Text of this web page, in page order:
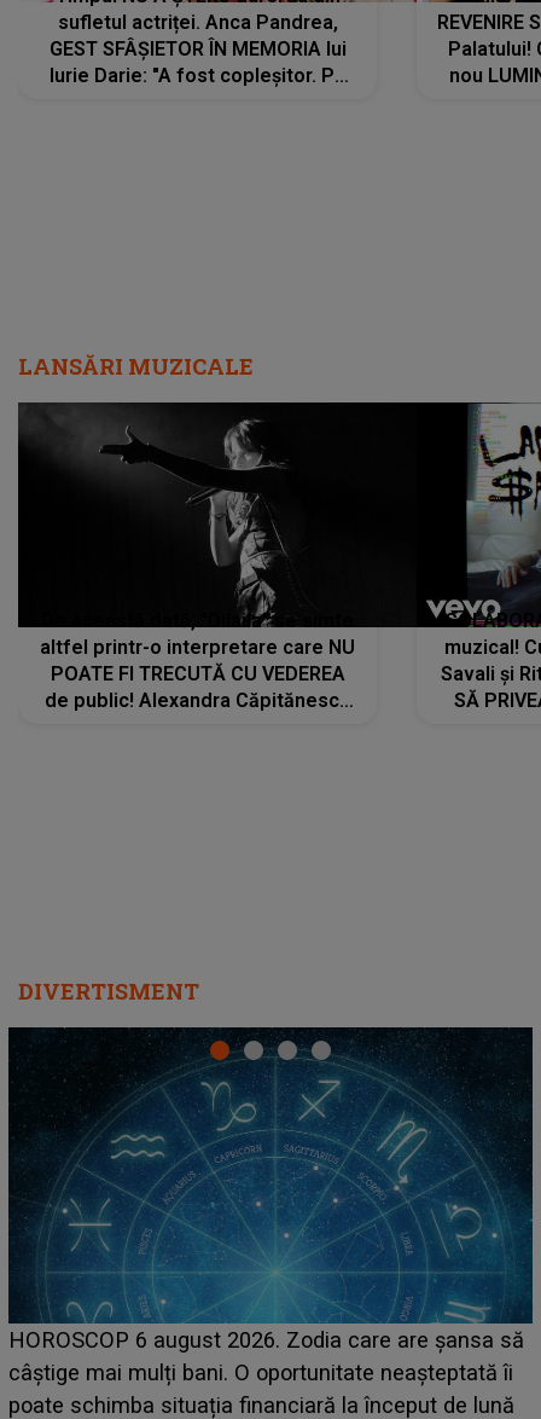
sufletul actriței. Anca Pandrea,
GEST SFÂȘIETOR ÎN MEMORIA lui
Iurie Darie: "A fost copleșitor. Pe
REVENIRE
Palatului!
nou
LANSĂRI MUZICALE
De această dată, "Dilaila" se simte
altfel printr-o interpretare care NU
POATE FI TRECUTĂ CU VEDEREA
de public! Alexandra Căpitănescu
muzical!
Savali și
SĂ
DIVERTISMENT
LINE-UP UNTOLD ONE, prima zi. Cine sunt artiștii
care deschid festivalul și de la ce ore au loc cele mai
așteptate concerte pe scena principală?